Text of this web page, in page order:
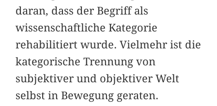
daran, dass der Begriff als
wissenschaftliche Kategorie
rehabilitiert wurde. Vielmehr ist die
kategorische Trennung von
subjektiver und objektiver Welt
selbst in Bewegung geraten.